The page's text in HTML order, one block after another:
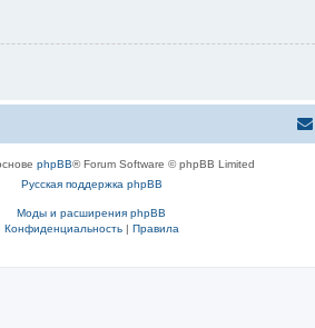
phpBB® Forum Software © phpBB Limited
Русская поддержка phpBB
Моды и расширения phpBB
Конфиденциальность| Правила